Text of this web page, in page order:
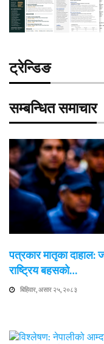
ट्रेन्डिङ
सम्बन्धित समाचार
पत्रकार मातृका
राष्ट्रिय बहसको…
बिहिवार, असार २५, २०८३